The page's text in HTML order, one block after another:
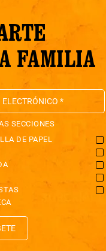
FAMILIA
SECCIONES
DE PAPEL